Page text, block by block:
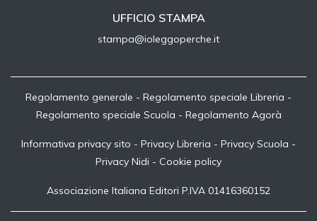
UFFICIO STAMPA
stampa@ioleggoperche.it
Regolamento generale - Regolamento speciale Libreria -
Regolamento speciale Scuola - Regolamento Agorà
Informativa privacy sito - Privacy Libreria - Privacy Scuola -
Privacy Nidi - Cookie policy
Associazione Italiana Editori P.IVA 01416360152